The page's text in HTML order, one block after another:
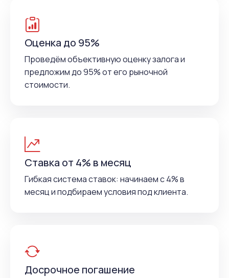
Оценка до 95%
Проведём объективную оценку залога и
предложим до 95% от его рыночной
стоимости.
Ставка от 4% в месяц
Гибкая система ставок: начинаем с 4% в
месяц и подбираем условия под клиента.
Досрочное погашение